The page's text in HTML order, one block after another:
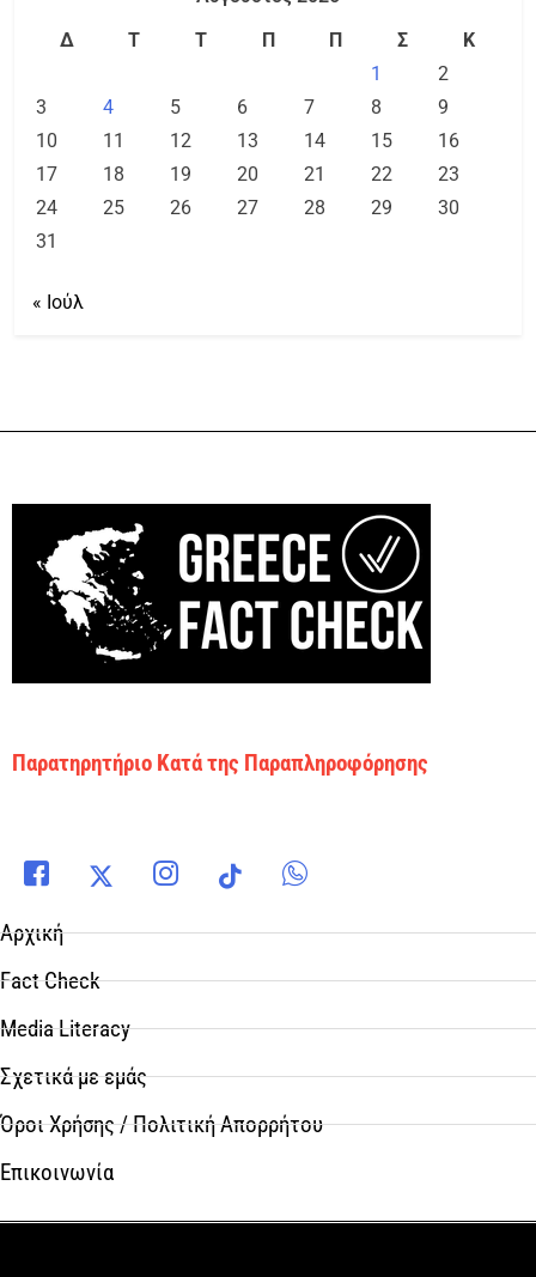
Δ
Τ Τ Π Π Σ
Κ
1
2
3
4 5 6 7 8
9
10
11 12 13 14 15
16
17
18 19 20 21 22
23
24
25 26 27 28 29
30
31
« Ιούλ
Παρατηρητήριο Κατά της Παραπληροφόρησης
Αρχική
Fact Check
Media Literacy
Σχετικά με εμάς
Όροι Χρήσης / Πολιτική Απορρήτου
Επικοινωνία